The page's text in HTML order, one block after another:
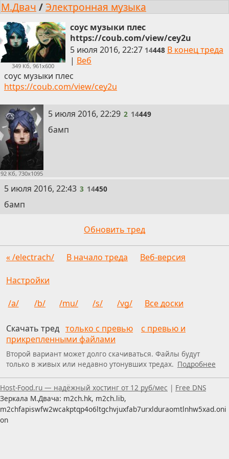
М.Двач /Электронная музыка
349 Кб, 961x600
соус музыки плес
https://coub.com/view/cey2u
5 июля 2016, 22:27 14448 В конец треда
| Веб
соус музыки плес
https://coub.com/view/cey2u
92 Кб, 730x1095
2
5 июля 2016, 22:29 2 14449
бамп
3
5 июля 2016, 22:43 3 14450
бамп
Обновить тред
« /electrach/ В начало треда Веб-версия
Настройки
/a/ /b/ /mu/ /s/ /vg/ Все доски
Скачать тред только с превью
с превью и
прикрепленными файлами
Второй вариант может долго скачиваться. Файлы будут
только в живых или недавно утонувших тредах. Подробнее
Пользуетесь скринридером — пишите, что можно
Host-Food.ru — надёжный хостинг от 12 руб/мес | Free DNS
Зеркала М.Двача: m2ch.hk, m2ch.lib,
m2chfapiswfw2wcakptqp4o6ltgchvjuxfab7urxlduraomtlnhw5xad.oni
on